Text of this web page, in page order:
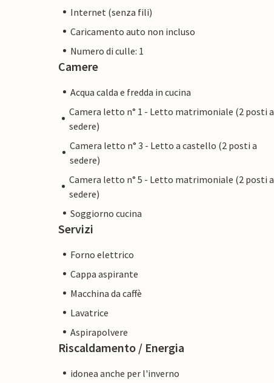
Internet (senza fili)
Caricamento auto non incluso
Numero di culle: 1
Camere
Acqua calda e fredda in cucina
Camera letto n° 1 - Letto matrimoniale (2 posti a
sedere)
Camera letto n° 3 - Letto a castello (2 posti a
sedere)
Camera letto n° 5 - Letto matrimoniale (2 posti a
sedere)
Soggiorno cucina
Servizi
Forno elettrico
Cappa aspirante
Macchina da caffè
Lavatrice
Aspirapolvere
Riscaldamento / Energia
idonea anche per l'inverno